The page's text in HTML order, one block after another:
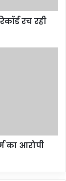
रच रही
का आरोपी